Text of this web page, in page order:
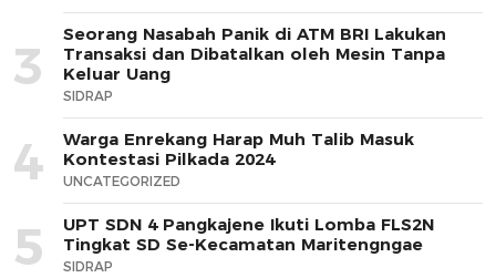
3
Seorang Nasabah Panik di ATM BRI Lakukan
Transaksi dan Dibatalkan oleh Mesin Tanpa
Keluar Uang
SIDRAP
4
Warga Enrekang Harap Muh Talib Masuk
Kontestasi Pilkada 2024
UNCATEGORIZED
5
UPT SDN 4 Pangkajene Ikuti Lomba FLS2N
Tingkat SD Se-Kecamatan Maritengngae
SIDRAP